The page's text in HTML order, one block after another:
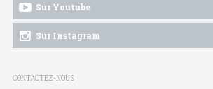
Sur Youtube
Sur Instagram
CONTACTEZ-NOUS